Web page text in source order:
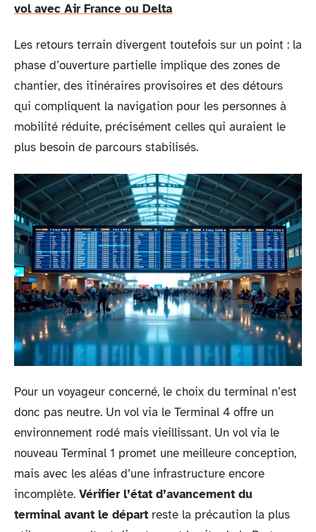
vol avec Air France ou Delta
Les retours terrain divergent toutefois sur un point : la
phase d’ouverture partielle implique des zones de
chantier, des itinéraires provisoires et des détours
qui compliquent la navigation pour les personnes à
mobilité réduite, précisément celles qui auraient le
plus besoin de parcours stabilisés.
Pour un voyageur concerné, le choix du terminal n’est
donc pas neutre. Un vol via le Terminal 4 offre un
environnement rodé mais vieillissant. Un vol via le
nouveau Terminal 1 promet une meilleure conception,
mais avec les aléas d’une infrastructure encore
incomplète. Vérifier l’état d’avancement du
terminal avant le départ reste la précaution la plus